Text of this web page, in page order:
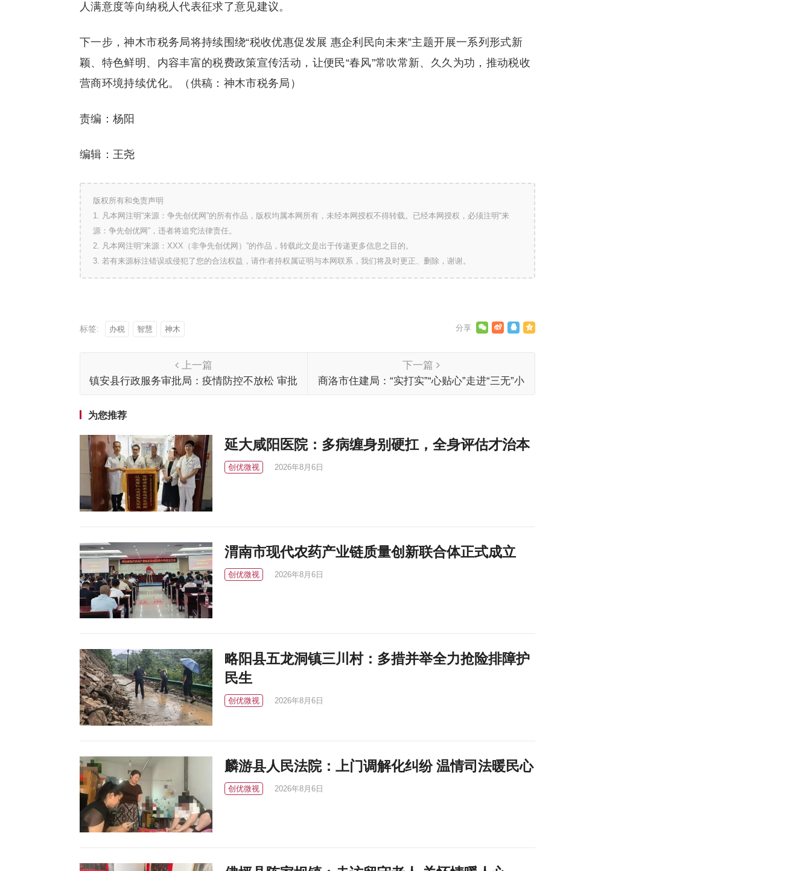
人满意度等向纳税人代表征求了意见建议。
下一步，神木市税务局将持续围绕“税收优惠促发展 惠企利民向未来”主题开展一系列形式新
颖、特色鲜明、内容丰富的税费政策宣传活动，让便民“春风”常吹常新、久久为功，推动税收
营商环境持续优化。（供稿：神木市税务局）
责编：杨阳
编辑：王尧
版权所有和免责声明
1. 凡本网注明“来源：争先创优网”的所有作品，版权均属本网所有，未经本网授权不得转载。已经本网授权，必须注明“来
源：争先创优网”，违者将追究法律责任。
2. 凡本网注明“来源：XXX（非争先创优网）”的作品，转载此文是出于传递更多信息之目的。
3. 若有来源标注错误或侵犯了您的合法权益，请作者持权属证明与本网联系，我们将及时更正、删除，谢谢。
标签: 办税 智慧 神木
上一篇
镇安县行政服务审批局：疫情防控不放松 审批
下一篇
商洛市住建局：“实打实”“心贴心”走进“三无”小
为您推荐
延大咸阳医院：多病缠身别硬扛，全身评估才治本
创优微视 2026年8月6日
渭南市现代农药产业链质量创新联合体正式成立
创优微视 2026年8月6日
略阳县五龙洞镇三川村：多措并举全力抢险排障护
民生
创优微视 2026年8月6日
麟游县人民法院：上门调解化纠纷 温情司法暖民心
创优微视 2026年8月6日